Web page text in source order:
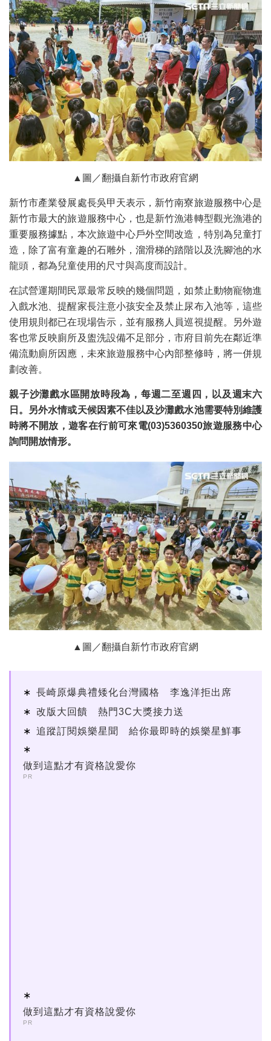
▲圖／翻攝自新竹市政府官網
新竹市產業發展處長吳甲天表示，新竹南寮旅遊服務中心是
新竹市最大的旅遊服務中心，也是新竹漁港轉型觀光漁港的
重要服務據點，本次旅遊中心戶外空間改造，特別為兒童打
造，除了富有童趣的石雕外，溜滑梯的踏階以及洗腳池的水
龍頭，都為兒童使用的尺寸與高度而設計。
在試營運期間民眾最常反映的幾個問題，如禁止動物寵物進
入戲水池、提醒家長注意小孩安全及禁止尿布入池等，這些
使用規則都已在現場告示，並有服務人員巡視提醒。另外遊
客也常反映廁所及盥洗設備不足部分，市府目前先在鄰近準
備流動廁所因應，未來旅遊服務中心內部整修時，將一併規
劃改善。
親子沙灘戲水區開放時段為，每週二至週四，以及週末六
日。另外水情或天候因素不佳以及沙灘戲水池需要特別維護
時將不開放，遊客在行前可來電(03)5360350旅遊服務中心
詢問開放情形。
▲圖／翻攝自新竹市政府官網
長崎原爆典禮矮化台灣國格 李逸洋拒出席
改版大回饋 熱門3C大獎接力送
追蹤訂閱娛樂星聞 給你最即時的娛樂星鮮事
做到這點才有資格說愛你
PR
做到這點才有資格說愛你
PR